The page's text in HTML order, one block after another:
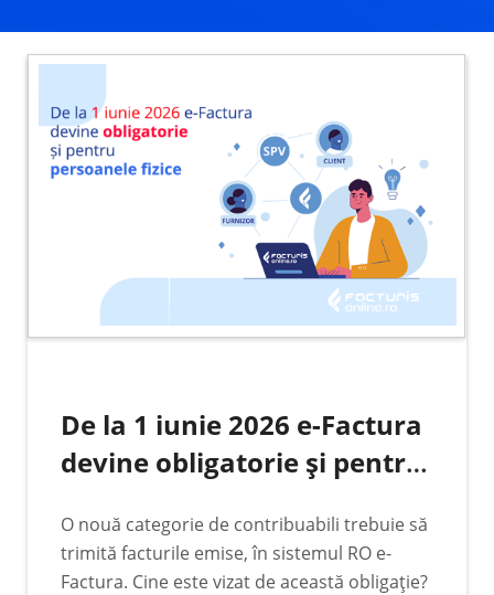
De la 1 iunie 2026 e-Factura
devine obligatorie și pentru
facturi pe CNP
O nouă categorie de contribuabili trebuie să
trimită facturile emise, în sistemul RO e-
Factura. Cine este vizat de această obligație?